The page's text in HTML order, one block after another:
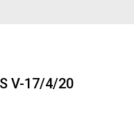
V-17/4/20